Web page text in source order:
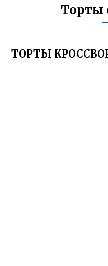
Торты
ТОРТЫ